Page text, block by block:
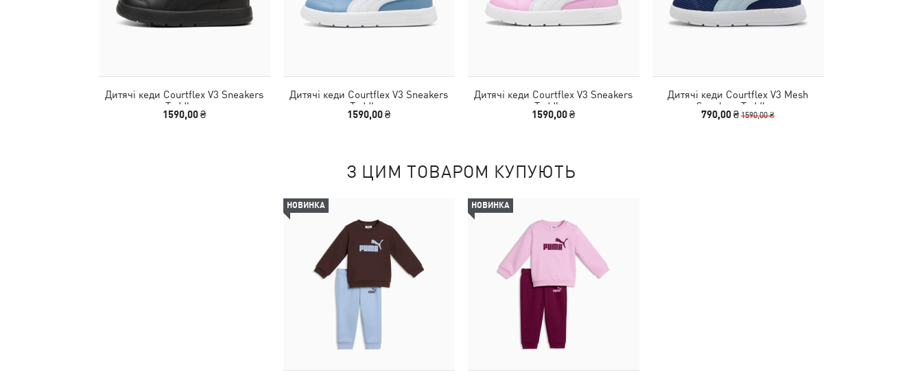
Дитячі кеди Courtflex V3 Sneakers
Toddlers
1590,00 ₴
Дитячі кеди Courtflex V3 Sneakers
Toddlers
1590,00 ₴
Дитячі кеди Courtflex V3 Sneakers
Toddlers
1590,00 ₴
Дитячі кеди Courtflex V3 Mesh
Sneakers Toddlers
790,00 ₴1590,00 ₴
З ЦИМ ТОВАРОМ КУПУЮТЬ
НОВИНКА НОВИНКА